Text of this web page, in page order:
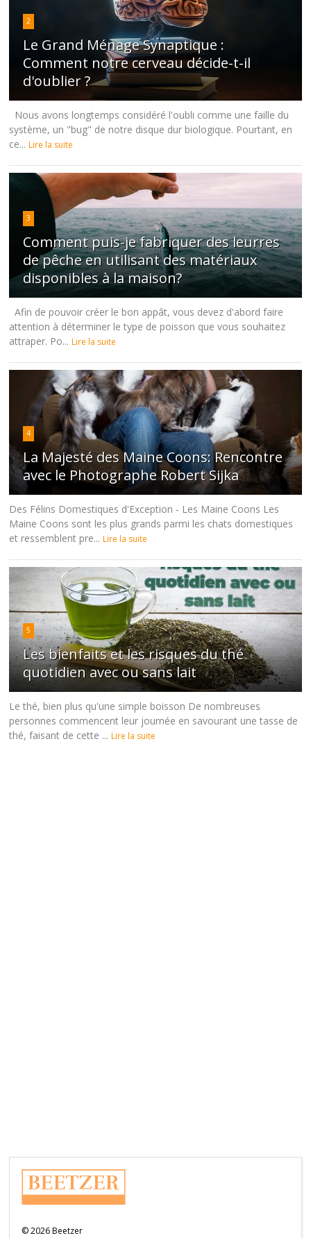
2
Le Grand Ménage Synaptique :
Comment notre cerveau décide-t-il
d'oublier ?
Nous avons longtemps considéré l'oubli comme une faille du
système, un "bug" de notre disque dur biologique. Pourtant, en
ce... Lire la suite
3
Comment puis-je fabriquer des leurres
de pêche en utilisant des matériaux
disponibles à la maison?
Afin de pouvoir créer le bon appât, vous devez d'abord faire
attention à déterminer le type de poisson que vous souhaitez
attraper. Po... Lire la suite
4
La Majesté des Maine Coons: Rencontre
avec le Photographe Robert Sijka
Des Félins Domestiques d'Exception - Les Maine Coons Les
Maine Coons sont les plus grands parmi les chats domestiques
et ressemblent pre... Lire la suite
5
Les bienfaits et les risques du thé
quotidien avec ou sans lait
Le thé, bien plus qu'une simple boisson De nombreuses
personnes commencent leur journée en savourant une tasse de
thé, faisant de cette ... Lire la suite
©2026Beetzer